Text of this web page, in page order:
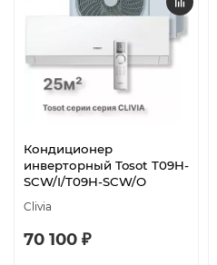
Кондиционер
инверторный Tosot T09H-
SCW/I/T09H-SCW/O
Clivia
70 100 ₽